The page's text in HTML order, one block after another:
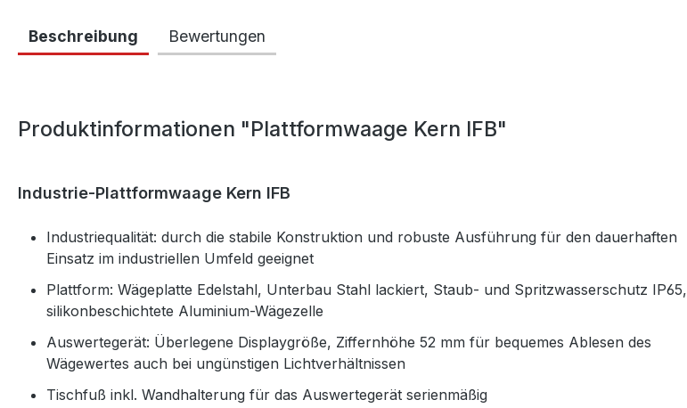
Beschreibung Bewertungen
Produktinformationen "Plattformwaage Kern IFB"
Industrie-Plattformwaage Kern IFB
Industriequalität: durch die stabile Konstruktion und robuste Ausführung für den dauerhaften
Einsatz im industriellen Umfeld geeignet
Plattform: Wägeplatte Edelstahl, Unterbau Stahl lackiert, Staub- und Spritzwasserschutz IP65,
silikonbeschichtete Aluminium-Wägezelle
Auswertegerät: Überlegene Displaygröße, Ziffernhöhe 52 mm für bequemes Ablesen des
Wägewertes auch bei ungünstigen Lichtverhältnissen
Tischfuß inkl. Wandhalterung für das Auswertegerät serienmäßig